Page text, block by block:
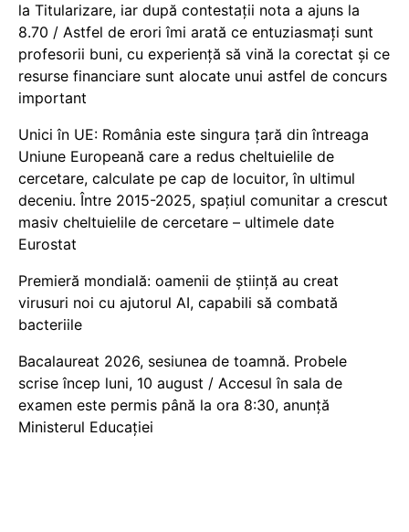
la Titularizare, iar după contestații nota a ajuns la
8.70 / Astfel de erori îmi arată ce entuziasmați sunt
profesorii buni, cu experiență să vină la corectat și ce
resurse financiare sunt alocate unui astfel de concurs
important
Unici în UE: România este singura țară din întreaga
Uniune Europeană care a redus cheltuielile de
cercetare, calculate pe cap de locuitor, în ultimul
deceniu. Între 2015-2025, spațiul comunitar a crescut
masiv cheltuielile de cercetare – ultimele date
Eurostat
Premieră mondială: oamenii de știință au creat
virusuri noi cu ajutorul AI, capabili să combată
bacteriile
Bacalaureat 2026, sesiunea de toamnă. Probele
scrise încep luni, 10 august / Accesul în sala de
examen este permis până la ora 8:30, anunță
Ministerul Educației